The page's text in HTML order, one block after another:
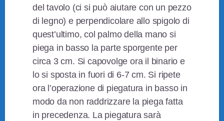
del tavolo (ci si può aiutare con un pezzo
di legno) e perpendicolare allo spigolo di
quest’ultimo, col palmo della mano si
piega in basso la parte sporgente per
circa 3 cm. Si capovolge ora il binario e
lo si sposta in fuori di 6-7 cm. Si ripete
ora l’operazione di piegatura in basso in
modo da non raddrizzare la piega fatta
in precedenza. La piegatura sarà